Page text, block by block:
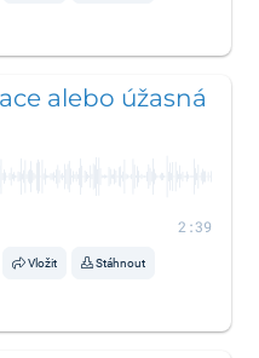
alebo úžasná
2:39
Vložit Stáhnout